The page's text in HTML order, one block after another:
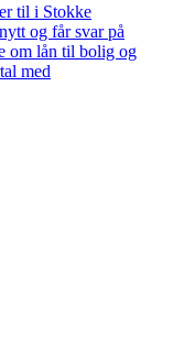
til i Stokke
og får svar på
om lån til bolig og
med